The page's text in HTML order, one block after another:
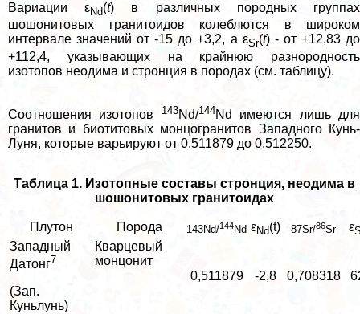
Вариации εNd(t) в различных породных группах
шошонитовых гранитоидов колeблются в широком
интервале значений от -15 до +3,2, а εSr(t) - от +12,83 до
+112,4, указывающих на крайнюю разнородность
изотопов неодима и стронция в породах (см. таблицу).
Соотношения изотопов 143Nd/144Nd имеются лишь для
гранитов и биотитовых монцогранитов Западного Кунь-
Луня, которые варьируют от 0,511879 до 0,512250.
Таблица 1. Изотопные составы стронция, неодима в
шошонитовых гранитоидах
Плутон Порода 143Nd/144Nd εNd(t) 87Sr/86Sr ε
Западный
Датонг7
(Зап.
Куньлунь)
Кварцевый
монцонит
0,511879
-2,8 0,708318